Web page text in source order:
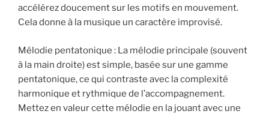
accélérez doucement sur les motifs en mouvement.
Cela donne à la musique un caractère improvisé.
Mélodie pentatonique : La mélodie principale (souvent
à la main droite) est simple, basée sur une gamme
pentatonique, ce qui contraste avec la complexité
harmonique et rythmique de l’accompagnement.
Mettez en valeur cette mélodie en la jouant avec une